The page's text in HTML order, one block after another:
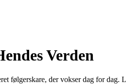
Verden
følgerskare, der vokser dag for dag.